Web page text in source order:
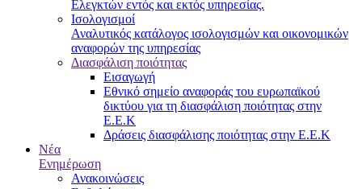
Ελεγκτών εντός και εκτός υπηρεσίας.
Ισολογισμοί
Αναλυτικός κατάλογος ισολογισμών και οικονομικών
αναφορών της υπηρεσίας
Διασφάλιση ποιότητας
Εισαγωγή
Εθνικό σημείο αναφοράς του ευρωπαϊκού
δικτύου για τη διασφάλιση ποιότητας στην
Ε.Ε.Κ
Δράσεις διασφάλισης ποιότητας στην Ε.Ε.Κ
Νέα
Ενημέρωση
Ανακοινώσεις